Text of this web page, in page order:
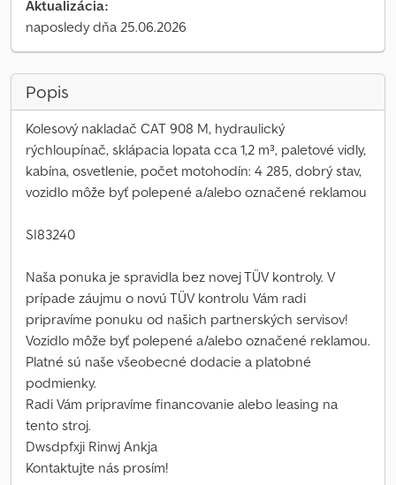
Aktualizácia:
naposledy dňa 25.06.2026
Popis
Kolesový nakladač CAT 908 M, hydraulický
rýchloupínač, sklápacia lopata cca 1,2 m³, paletové vidly,
kabína, osvetlenie, počet motohodín: 4 285, dobrý stav,
vozidlo môže byť polepené a/alebo označené reklamou
SI83240
Naša ponuka je spravidla bez novej TÜV kontroly. V
prípade záujmu o novú TÜV kontrolu Vám radi
pripravíme ponuku od našich partnerských servisov!
Vozidlo môže byť polepené a/alebo označené reklamou.
Platné sú naše všeobecné dodacie a platobné
podmienky.
Radi Vám pripravíme financovanie alebo leasing na
tento stroj.
Dwsdpfxji Rinwj Ankja
Kontaktujte nás prosím!